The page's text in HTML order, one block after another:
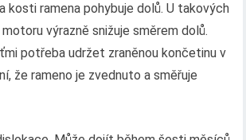
kosti ramena pohybuje dolů. U takových
výrazně snižuje směrem dolů.
potřeba udržet zraněnou končetinu v
že rameno je zvednuto a směřuje